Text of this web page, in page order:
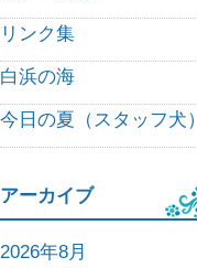
リンク集
白浜の海
今日の夏（スタッフ犬）
アーカイブ
2026年8月